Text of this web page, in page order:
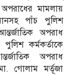
মামলায়
পাঁচ পুলিশ
অপরাধ
পুলিশ কর্মকর্তাকে
অপরাধ
গোলাম মর্তূজা